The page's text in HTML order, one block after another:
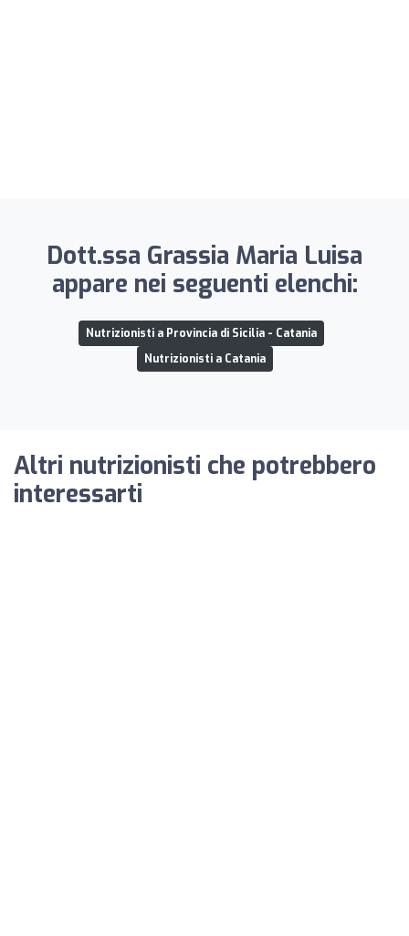
Dott.ssa Grassia Maria Luisa
appare nei seguenti elenchi:
Nutrizionisti a Provincia di Sicilia - Catania
Nutrizionisti a Catania
Altri nutrizionisti che potrebbero
interessarti